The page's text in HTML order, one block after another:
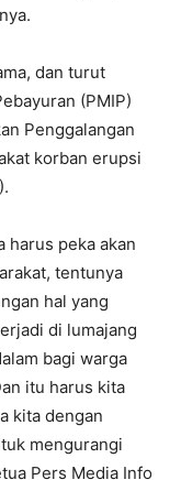
dan turut
(PMIP)
Penggalangan
korban erupsi
harus peka akan
tentunya
hal yang
di lumajang
bagi warga
itu harus kita
kita dengan
mengurangi
Pers Media Info